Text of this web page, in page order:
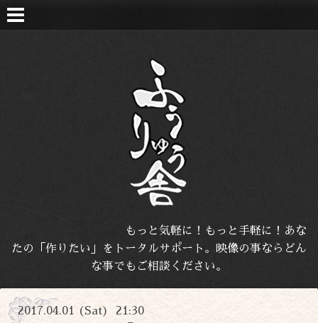
もっと気軽に！もっと手軽に！あな
たの「作りたい」をトータルサポート。映像の事ならどん
な事でもご相談ください。
2017.04.01 (Sat) 21:30